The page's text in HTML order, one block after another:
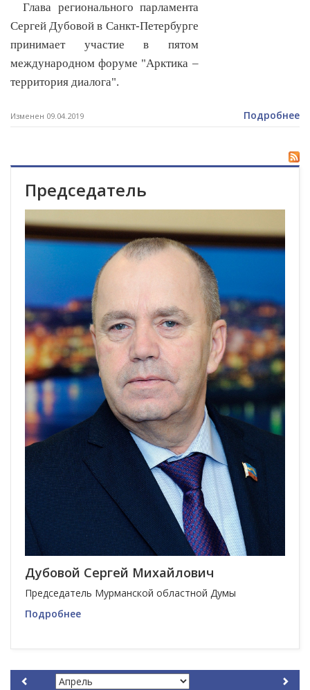
Глава регионального парламента
Сергей Дубовой в Санкт-Петербурге
принимает участие в пятом
международном форуме "Арктика –
территория диалога".
Изменен 09.04.2019 Подробнее
Председатель
Дубовой Сергей Михайлович
Председатель Мурманской областной Думы
Подробнее